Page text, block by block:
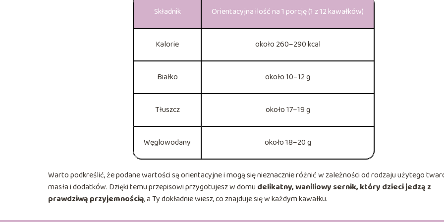
Składnik Orientacyjna ilość na 1 porcję (1 z 12 kawałków)
Kalorie około 260–290 kcal
Białko około 10–12 g
Tłuszcz około 17–19 g
Węglowodany około 18–20 g
Warto podkreślić, że podane wartości są orientacyjne i mogą się nieznacznie różnić w zależności od rodzaju użytego
masła i dodatków. Dzięki temu przepisowi przygotujesz w domudelikatny, waniliowy sernik, który dzieci jedzą z
prawdziwą przyjemnością, a Ty dokładnie wiesz, co znajduje się w każdym kawałku.